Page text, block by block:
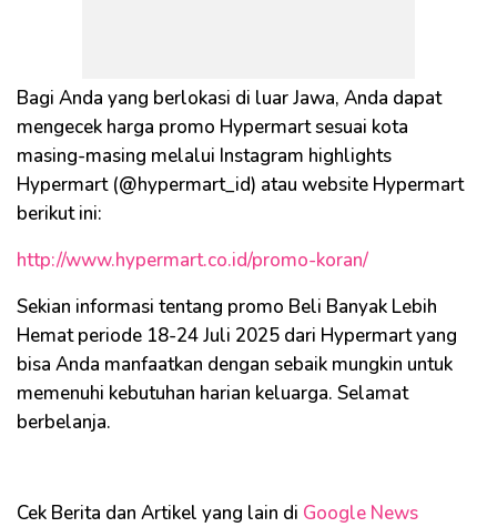
Bagi Anda yang berlokasi di luar Jawa, Anda dapat
mengecek harga promo Hypermart sesuai kota
masing-masing melalui Instagram highlights
Hypermart (@hypermart_id) atau website Hypermart
berikut ini:
http://www.hypermart.co.id/promo-koran/
Sekian informasi tentang promo Beli Banyak Lebih
Hemat periode 18-24 Juli 2025 dari Hypermart yang
bisa Anda manfaatkan dengan sebaik mungkin untuk
memenuhi kebutuhan harian keluarga. Selamat
berbelanja.
Cek Berita dan Artikel yang lain di Google News